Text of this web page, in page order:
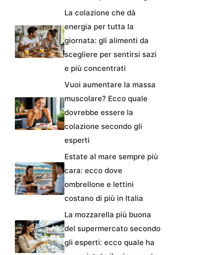
La colazione che dà
energia per tutta la
giornata: gli alimenti da
scegliere per sentirsi sazi
e più concentrati
Vuoi aumentare la massa
muscolare? Ecco quale
dovrebbe essere la
colazione secondo gli
esperti
Estate al mare sempre più
cara: ecco dove
ombrellone e lettini
costano di più in Italia
La mozzarella più buona
del supermercato secondo
gli esperti: ecco quale ha